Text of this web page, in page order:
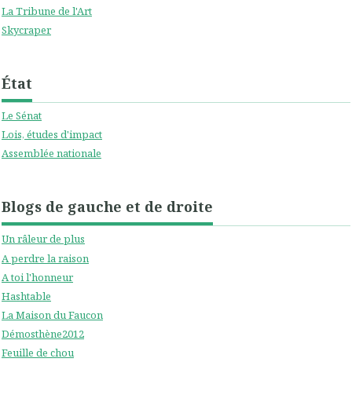
La Tribune de l'Art
Skycraper
État
Le Sénat
Lois, études d'impact
Assemblée nationale
Blogs de gauche et de droite
Un râleur de plus
A perdre la raison
A toi l'honneur
Hashtable
La Maison du Faucon
Démosthène2012
Feuille de chou